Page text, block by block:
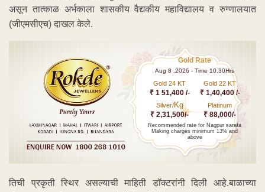
असून तात्काळ अर्भकाला शासकीय वैद्यकीय महाविद्यालय व रुग्णालयात
(जीएमसीएच) दाखल केले.
Gold Rate
Aug 8 ,2026 - Time 10.30Hrs
Gold 24 KT
₹ 1 51,400 /-
Gold 22 KT
₹ 1,40,400 /-
Silver/Kg
₹ 2,31,500/-
Platinum
₹ 88,000/-
Recommended rate for Nagpur sarafa
Making charges minimum 13% and
above
तिची प्रकृती स्थिर असल्याची माहिती डॉक्टरांनी दिली आहे.बाळाच्या